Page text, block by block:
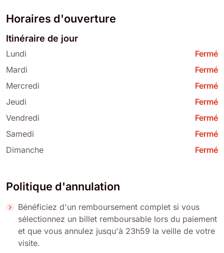
Horaires d'ouverture
Itinéraire de jour
Lundi
Fermé
Mardi
Fermé
Mercredi
Fermé
Jeudi
Fermé
Vendredi
Fermé
Samedi
Fermé
Dimanche
Fermé
Politique d'annulation
Bénéficiez d'un remboursement complet si vous
sélectionnez un billet remboursable lors du paiement
et que vous annulez jusqu'à 23h59 la veille de votre
visite.